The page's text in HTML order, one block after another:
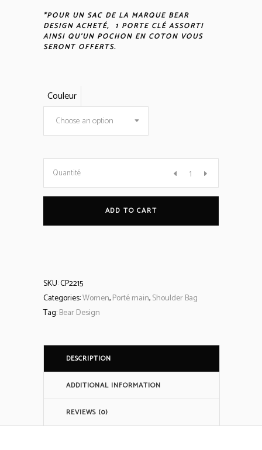
*POUR UN SAC DE LA MARQUE BEAR
DESIGN ACHETÉ, 1 PORTE CLÉ ASSORTI
AINSI QU’UN POCHON EN COTON VOUS
SERONT OFFERTS.
Couleur
Choose an option
Sac
Quantité
ADD TO CART
SKU:CP2215
Categories:Women,Porté main,Shoulder Bag
Tag:Bear Design
DESCRIPTION
ADDITIONAL INFORMATION
REVIEWS (0)